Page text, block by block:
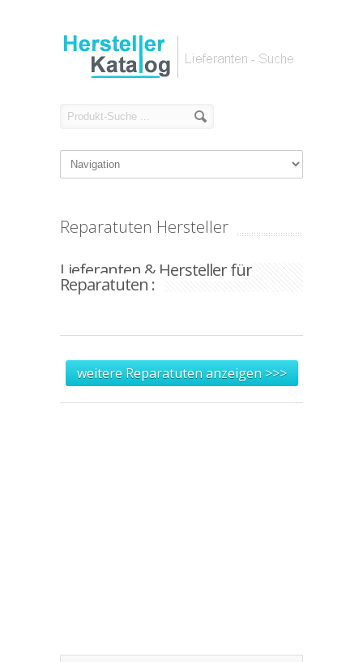
Reparatuten Hersteller
Lieferanten & Hersteller für
Reparatuten :
weitere Reparatuten anzeigen >>>